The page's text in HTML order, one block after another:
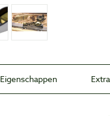
Eigenschappen